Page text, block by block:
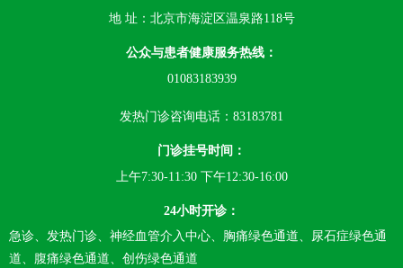
地 址：北京市海淀区温泉路118号
公众与患者健康服务热线：
01083183939
发热门诊咨询电话：83183781
门诊挂号时间：
上午7:30-11:30 下午12:30-16:00
24小时开诊：
急诊、发热门诊、神经血管介入中心、胸痛绿色通道、尿石症绿色通
道、腹痛绿色通道、创伤绿色通道